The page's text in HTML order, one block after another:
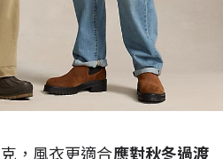
，風衣更適合應對秋冬過渡